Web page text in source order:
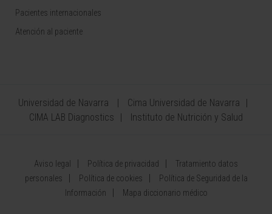
Pacientes internacionales
Atención al paciente
Universidad de Navarra
Cima Universidad de Navarra
CIMA LAB Diagnostics
Instituto de Nutrición y Salud
Aviso legal Política de privacidad
Tratamiento datos
personales
Política de cookies
Política de Seguridad de la
Información
Mapa diccionario médico